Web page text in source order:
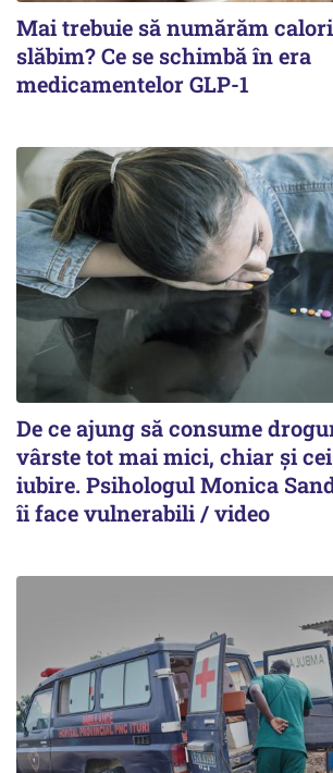
Mai trebuie să numărăm
slăbim? Ce se schimbă în era
medicamentelor GLP-1
De ce ajung să consume
vârste tot mai mici, chiar și
iubire. Psihologul Monica
îi face vulnerabili / video